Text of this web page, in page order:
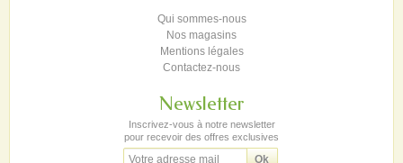
Qui sommes-nous
Nos magasins
Mentions légales
Contactez-nous
Newsletter
Inscrivez-vous à notre newsletter
pour recevoir des offres exclusives